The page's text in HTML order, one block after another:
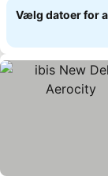
Vælg datoer for